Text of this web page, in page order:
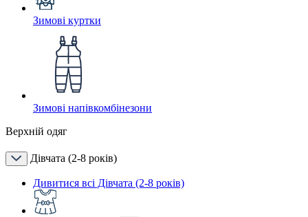
Зимові куртки
Зимові напівкомбінезони
Верхній одяг
Дівчата (2-8 років)
Дивитися всі Дівчата (2-8 років)